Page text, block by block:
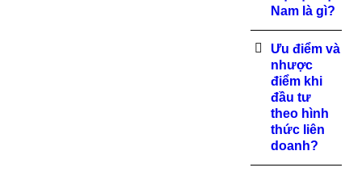
Nam là gì?
Ưu điểm và
nhược
điểm khi
đầu tư
theo hình
thức liên
doanh?